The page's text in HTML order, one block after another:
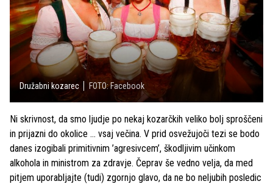
Družabni kozarec FOTO: Facebook
Ni skrivnost, da smo ljudje po nekaj kozarčkih veliko bolj sproščeni
in prijazni do okolice … vsaj večina. V prid osvežujoči tezi se bodo
danes izogibali primitivnim ’agresivcem’, škodljivim učinkom
alkohola in ministrom za zdravje. Čeprav še vedno velja, da med
pitjem uporabljajte (tudi) zgornjo glavo, da ne bo neljubih posledic